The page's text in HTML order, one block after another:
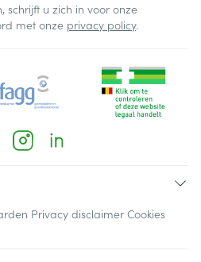
schrijft u zich in voor onze
met onze privacy policy.
Privacy disclaimer Cookies